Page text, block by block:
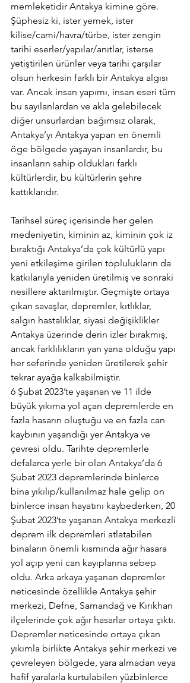
memleketidir Antakya kimine göre.
Şüphesiz ki, ister yemek, ister
kilise/cami/havra/türbe, ister zengin
tarihi eserler/yapılar/anıtlar, isterse
yetiştirilen ürünler veya tarihi çarşılar
olsun herkesin farklı bir Antakya algısı
var. Ancak insan yapımı, insan eseri tüm
bu sayılanlardan ve akla gelebilecek
diğer unsurlardan bağımsız olarak,
Antakya’yı Antakya yapan en önemli
öge bölgede yaşayan insanlardır, bu
insanların sahip oldukları farklı
kültürlerdir, bu kültürlerin şehre
kattıklarıdır.
Tarihsel süreç içerisinde her gelen
medeniyetin, kiminin az, kiminin çok iz
bıraktığı Antakya’da çok kültürlü yapı
yeni etkileşime girilen toplulukların da
katkılarıyla yeniden üretilmiş ve sonraki
nesillere aktarılmıştır. Geçmişte ortaya
çıkan savaşlar, depremler, kıtlıklar,
salgın hastalıklar, siyasi değişiklikler
Antakya üzerinde derin izler bırakmış,
ancak farklılıkların yan yana olduğu yapı
her seferinde yeniden üretilerek şehir
tekrar ayağa kalkabilmiştir.
6 Şubat 2023’te yaşanan ve 11 ilde
büyük yıkıma yol açan depremlerde en
fazla hasarın oluştuğu ve en fazla can
kaybının yaşandığı yer Antakya ve
çevresi oldu. Tarihte depremlerle
defalarca yerle bir olan Antakya’da 6
Şubat 2023 depremlerinde binlerce
bina yıkılıp/kullanılmaz hale gelip on
binlerce insan hayatını kaybederken, 20
Şubat 2023’te yaşanan Antakya merkezli
deprem ilk depremleri atlatabilen
binaların önemli kısmında ağır hasara
yol açıp yeni can kayıplarına sebep
oldu. Arka arkaya yaşanan depremler
neticesinde özellikle Antakya şehir
merkezi, Defne, Samandağ ve Kırıkhan
ilçelerinde çok ağır hasarlar ortaya çıktı.
Depremler neticesinde ortaya çıkan
yıkımla birlikte Antakya şehir merkezi ve
çevreleyen bölgede, yara almadan veya
hafif yaralarla kurtulabilen yüzbinlerce